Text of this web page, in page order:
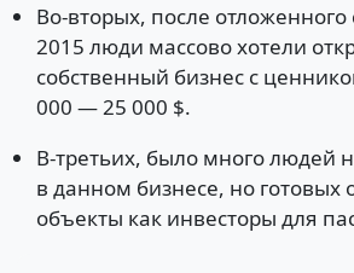
Во-вторых, после отложенного
2015 люди массово хотели
собственный бизнес с
000 — 25 000 $.
В-третьих, было много
в данном бизнесе, но готовых
объекты как инвесторы для